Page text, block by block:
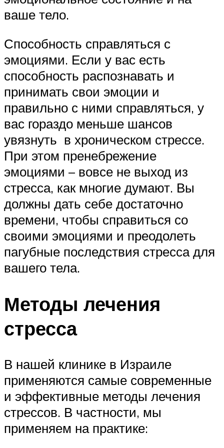
ваше тело.
Способность справляться с
эмоциями. Если у вас есть
способность распознавать и
принимать свои эмоции и
правильно с ними справляться, у
вас гораздо меньше шансов
увязнуть в хроническом стрессе.
При этом пренебрежение
эмоциями – вовсе не выход из
стресса, как многие думают. Вы
должны дать себе достаточно
времени, чтобы справиться со
своими эмоциями и преодолеть
пагубные последствия стресса для
вашего тела.
Методы лечения
стресса
В нашей клинике в Израиле
применяются самые современные
и эффективные методы лечения
стрессов. В частности, мы
применяем на практике: